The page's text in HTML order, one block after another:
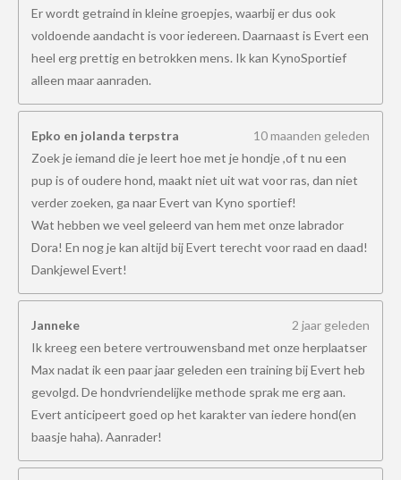
Er wordt getraind in kleine groepjes, waarbij er dus ook
voldoende aandacht is voor iedereen. Daarnaast is Evert een
heel erg prettig en betrokken mens. Ik kan KynoSportief
alleen maar aanraden.
Epko en jolanda terpstra
10 maanden geleden
Zoek je iemand die je leert hoe met je hondje ,of t nu een
pup is of oudere hond, maakt niet uit wat voor ras, dan niet
verder zoeken, ga naar Evert van Kyno sportief!
Wat hebben we veel geleerd van hem met onze labrador
Dora! En nog je kan altijd bij Evert terecht voor raad en daad!
Dankjewel Evert!
Janneke
2 jaar geleden
Ik kreeg een betere vertrouwensband met onze herplaatser
Max nadat ik een paar jaar geleden een training bij Evert heb
gevolgd. De hondvriendelijke methode sprak me erg aan.
Evert anticipeert goed op het karakter van iedere hond(en
baasje haha). Aanrader!